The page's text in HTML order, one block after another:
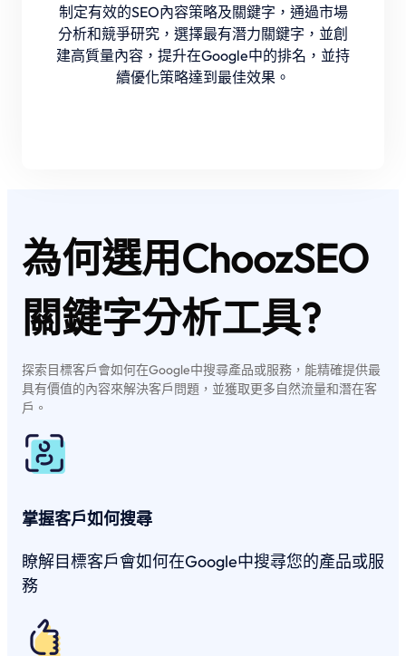
制定有效的SEO內容策略及關鍵字，通過市場
分析和競爭研究，選擇最有潛力關鍵字，並創
建高質量內容，提升在Google中的排名，並持
續優化策略達到最佳效果。
為何選用ChoozSEO
關鍵字分析工具?
探索目標客戶會如何在Google中搜尋產品或服務，能精確提供最
具有價值的內容來解決客戶問題，並獲取更多自然流量和潛在客
戶。
掌握客戶如何搜尋
瞭解目標客戶會如何在Google中搜尋您的產品或服
務